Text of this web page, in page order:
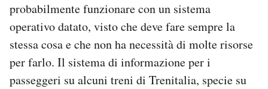
probabilmente funzionare con un sistema
operativo datato, visto che deve fare sempre la
stessa cosa e che non ha necessità di molte risorse
per farlo. Il sistema di informazione per i
passeggeri su alcuni treni di Trenitalia, specie su